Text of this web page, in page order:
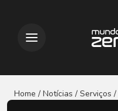
Home / Notícias / Serviços /